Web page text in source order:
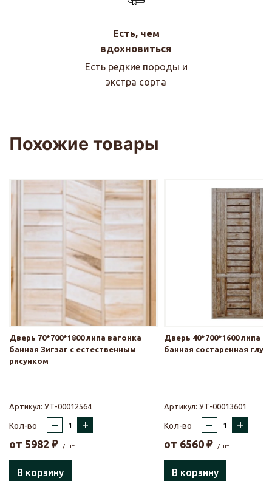
Есть, чем
вдохновиться
Есть редкие породы и
экстра сорта
Похожие товары
Дверь 70*700*1800 липа вагонка
банная Зигзаг с естественным
рисунком
Артикул: УТ-00012564
Кол-во – +
от 5982 ₽ / шт.
В корзину
Дверь 40*700*1600 липа
банная состаренная
Артикул: УТ-00013601
Кол-во – +
от 6560 ₽ / шт.
В корзину